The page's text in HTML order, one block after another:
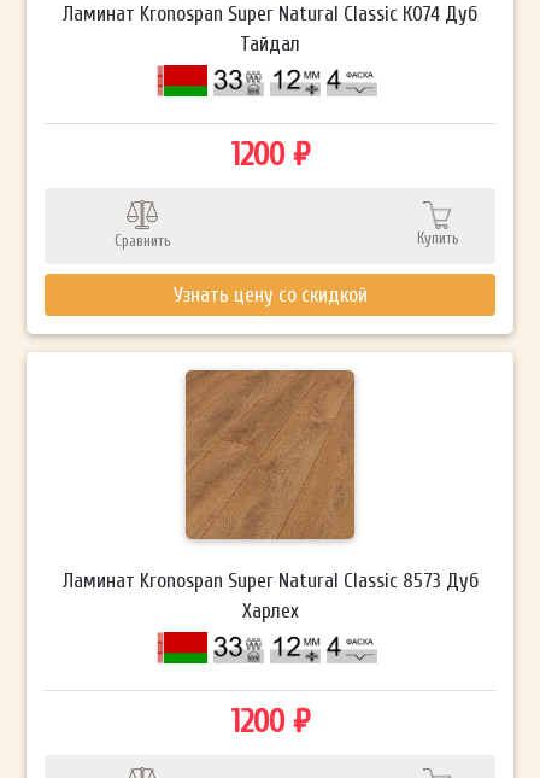
Ламинат Kronospan Super Natural Classic К074 Дуб
Тайдал
1200 ₽
Сравнить Купить
Узнать цену со скидкой
Ламинат Kronospan Super Natural Classic 8573 Дуб
Харлех
1200 ₽